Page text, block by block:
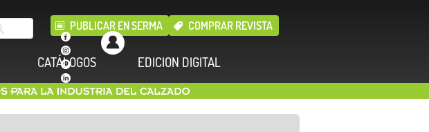
PUBLICAR EN SERMA COMPRAR REVISTA
CATÁLOGOS EDICION DIGITAL